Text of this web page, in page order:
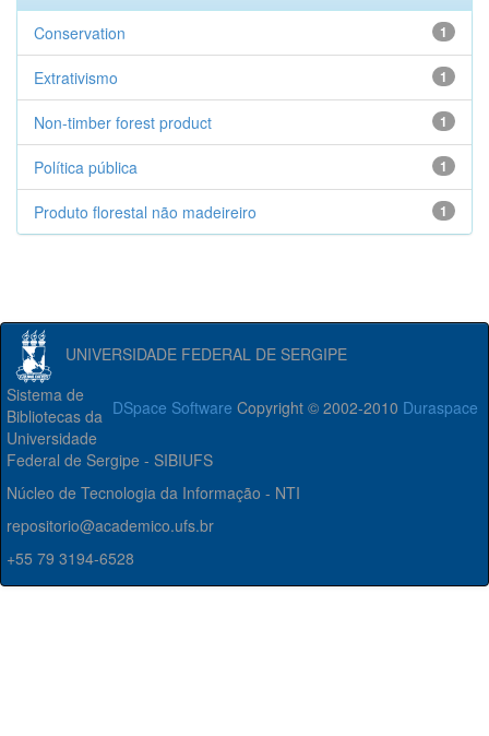
1
Conservation
1
Extrativismo
1
Non-timber forest product
1
Política pública
1
Produto florestal não madeireiro
UNIVERSIDADE FEDERAL DE SERGIPE
DSpace Software Copyright © 2002-2010 Duraspace
Sistema de
Bibliotecas da
Universidade
Federal de Sergipe - SIBIUFS
Núcleo de Tecnologia da Informação - NTI
repositorio@academico.ufs.br
+55 79 3194-6528